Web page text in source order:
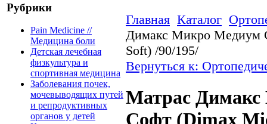
Рубрики
Pain Medicine //
Медицина боли
Детская лечебная
физкультура и
спортивная медицина
Заболевания почек,
мочевыводящих путей
и репродуктивных
органов у детей
Главная Каталог
Димакс Микро Медиум
Soft) /90/195/
Вернуться к:
Матрас
Софт (Dimax